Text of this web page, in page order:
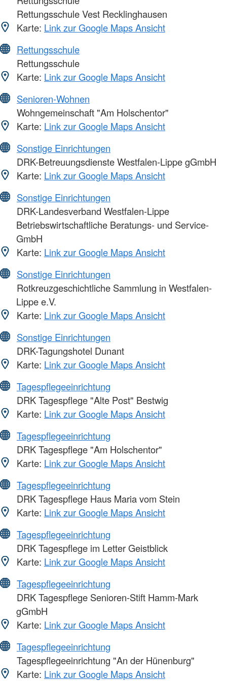
Rettungsschule Vest Recklinghausen
Karte: Link zur Google Maps Ansicht
Rettungsschule
Rettungsschule
Karte: Link zur Google Maps Ansicht
Senioren-Wohnen
Wohngemeinschaft "Am Holschentor"
Karte: Link zur Google Maps Ansicht
Sonstige Einrichtungen
DRK-Betreuungsdienste Westfalen-Lippe gGmbH
Karte: Link zur Google Maps Ansicht
Sonstige Einrichtungen
DRK-Landesverband Westfalen-Lippe
Betriebswirtschaftliche Beratungs- und Service-
GmbH
Karte: Link zur Google Maps Ansicht
Sonstige Einrichtungen
Rotkreuzgeschichtliche Sammlung in Westfalen-
Lippe e.V.
Karte: Link zur Google Maps Ansicht
Sonstige Einrichtungen
DRK-Tagungshotel Dunant
Karte: Link zur Google Maps Ansicht
Tagespflegeeinrichtung
DRK Tagespflege "Alte Post" Bestwig
Karte: Link zur Google Maps Ansicht
Tagespflegeeinrichtung
DRK Tagespflege "Am Holschentor"
Karte: Link zur Google Maps Ansicht
Tagespflegeeinrichtung
DRK Tagespflege Haus Maria vom Stein
Karte: Link zur Google Maps Ansicht
Tagespflegeeinrichtung
DRK Tagespflege im Letter Geistblick
Karte: Link zur Google Maps Ansicht
Tagespflegeeinrichtung
DRK Tagespflege Senioren-Stift Hamm-Mark
gGmbH
Karte: Link zur Google Maps Ansicht
Tagespflegeeinrichtung
Tagespflegeeinrichtung "An der Hünenburg"
Karte: Link zur Google Maps Ansicht